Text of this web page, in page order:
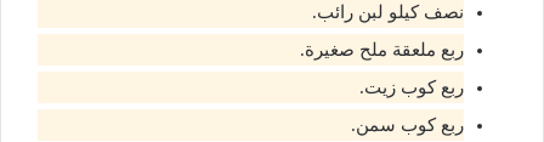
نصف كيلو لبن رائب.
ربع ملعقة ملح صغيرة.
ربع كوب زيت.
ربع كوب سمن.